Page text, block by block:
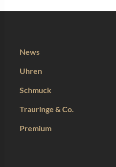
News
Uhren
Schmuck
Trauringe & Co.
Premium